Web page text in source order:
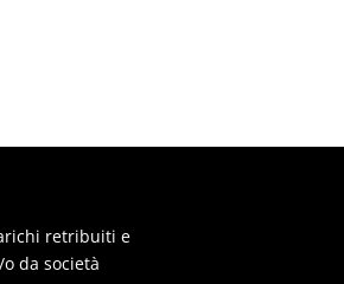
retribuiti e
da società